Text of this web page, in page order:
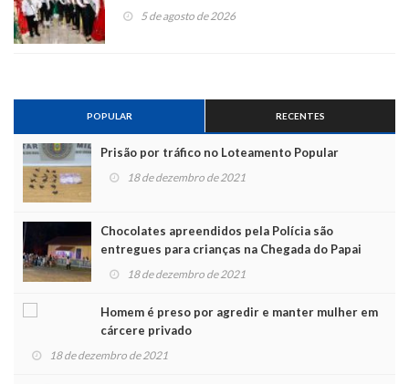
5 de agosto de 2026
POPULAR RECENTES
Prisão por tráfico no Loteamento Popular
18 de dezembro de 2021
Chocolates apreendidos pela Polícia são
entregues para crianças na Chegada do Papai
Noel 18 de dezembro de 2021
Homem é preso por agredir e manter mulher em
cárcere privado
18 de dezembro de 2021